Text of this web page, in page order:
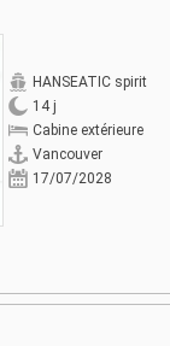
HANSEATIC spirit
14 j
Cabine extérieure
Vancouver
17/07/2028